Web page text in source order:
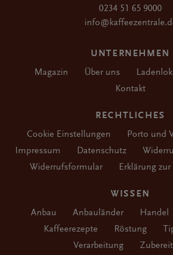
0234 51 65 9000
UNTERNEHMEN
Magazin
Über uns
Kontakt
RECHTLICHES
Cookie Einstellungen
Porto und
Impressum
Datenschutz
Widerrufsformular
Erklärung
WISSEN
Anbau
Anbauländer Handel
Kaffeerezepte
Röstung
Verarbeitung